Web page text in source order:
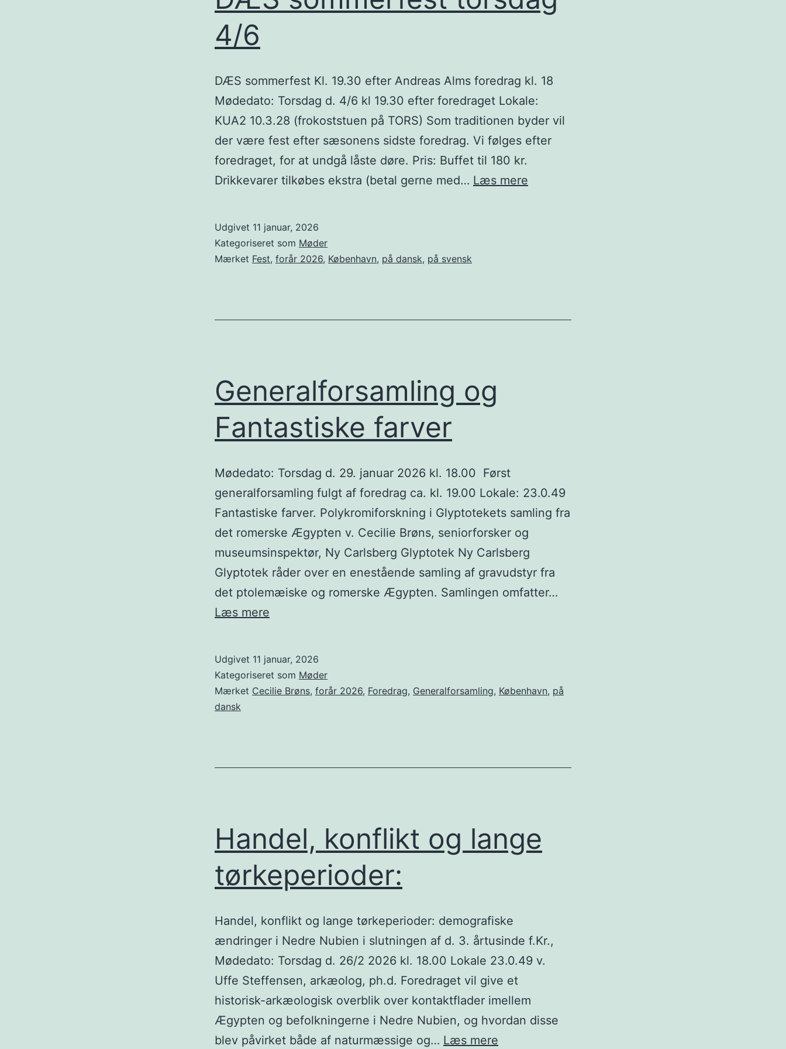
4/6
DÆS sommerfest Kl. 19.30 efter Andreas Alms foredrag kl. 18
Mødedato: Torsdag d. 4/6 kl 19.30 efter foredraget Lokale:
KUA2 10.3.28 (frokoststuen på TORS) Som traditionen byder vil
der være fest efter sæsonens sidste foredrag. Vi følges efter
foredraget, for at undgå låste døre. Pris: Buffet til 180 kr.
Drikkevarer tilkøbes ekstra (betal gerne med… Læs mere
Udgivet 11 januar, 2026
Kategoriseret som Møder
Mærket Fest, forår 2026, København, på dansk, på svensk
Generalforsamling og
Fantastiske farver
Mødedato: Torsdag d. 29. januar 2026 kl. 18.00 Først
generalforsamling fulgt af foredrag ca. kl. 19.00 Lokale: 23.0.49
Fantastiske farver. Polykromiforskning i Glyptotekets samling fra
det romerske Ægypten v. Cecilie Brøns, seniorforsker og
museumsinspektør, Ny Carlsberg Glyptotek Ny Carlsberg
Glyptotek råder over en enestående samling af gravudstyr fra
det ptolemæiske og romerske Ægypten. Samlingen omfatter…
Læs mere
farver
Udgivet 11 januar, 2026
Kategoriseret som Møder
Mærket Cecilie Brøns, forår 2026, Foredrag, Generalforsamling, København, på
dansk
Handel, konflikt og lange
tørkeperioder:
Handel, konflikt og lange tørkeperioder: demografiske
ændringer i Nedre Nubien i slutningen af d. 3. årtusinde f.Kr.,
Mødedato: Torsdag d. 26/2 2026 kl. 18.00 Lokale 23.0.49 v.
Uffe Steffensen, arkæolog, ph.d. Foredraget vil give et
historisk-arkæologisk overblik over kontaktflader imellem
Ægypten og befolkningerne i Nedre Nubien, og hvordan disse
blev påvirket både af naturmæssige og… Læs mere